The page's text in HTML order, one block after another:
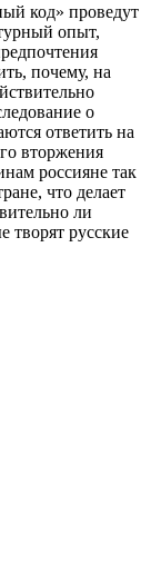
код» проведут
опыт,
почему, на
о
ответить на
вторжения
россияне так
что делает
ли
творят русские